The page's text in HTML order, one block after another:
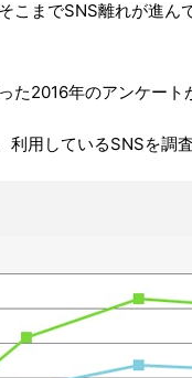
こまでSNS離れが進ん
た2016年のアンケート
用しているSNSを調査